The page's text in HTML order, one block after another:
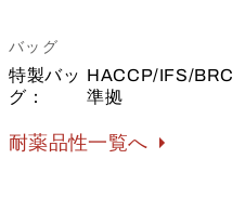
バッグ
特製バッ
グ：
HACCP/IFS/BRC
準拠
耐薬品性一覧へ